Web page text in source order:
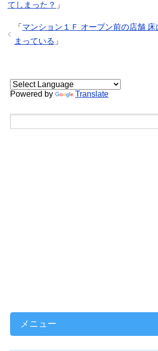
てしまった？ 」
「 マンション１Ｆ オープン前の店舗
まっている 」
Powered by Translate
メニュー